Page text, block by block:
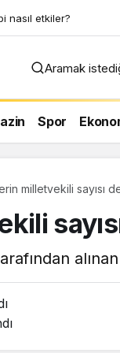
nasıl etkiler?
Aramak
Spor
milletvekili sayısı